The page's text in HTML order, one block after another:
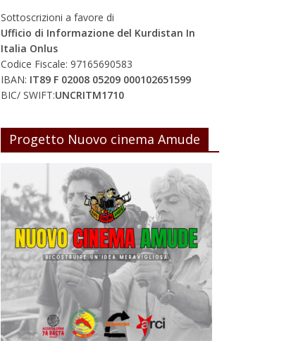
Sottoscrizioni a favore di
Ufficio di Informazione del Kurdistan In
Italia Onlus
Codice Fiscale: 97165690583
IBAN: IT89 F 02008 05209 000102651599
BIC/ SWIFT:UNCRITM1710
Progetto Nuovo cinema Amude